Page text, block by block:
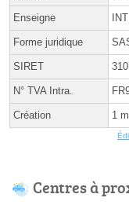
Enseigne
Forme juridique
SIRET
N° TVA Intra.
Création 1
Centres à